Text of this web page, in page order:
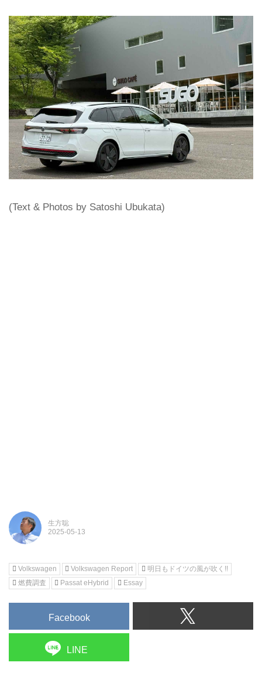
(Text & Photos by Satoshi Ubukata)
生方聡
Volkswagen Volkswagen Report
明日もドイツの風が吹く!!
燃費調査
Passat eHybrid Essay
Facebook
LINE